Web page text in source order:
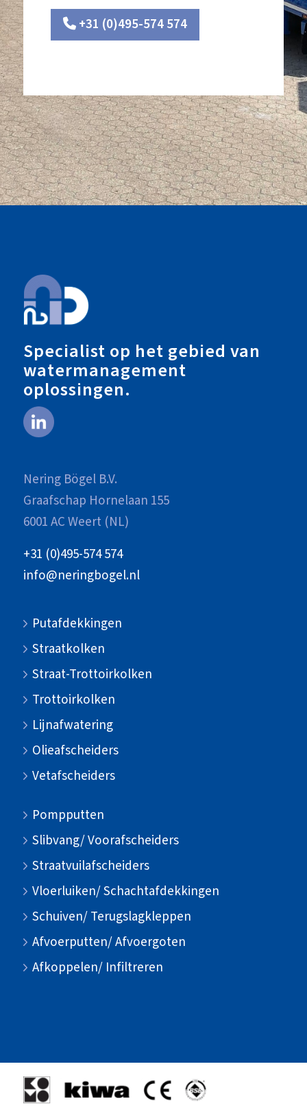
+31 (0)495-574 574
Specialist op het gebied van
watermanagement
oplossingen.
Nering Bögel B.V.
Graafschap Hornelaan 155
6001 AC Weert (NL)
+31 (0)495-574 574
info@neringbogel.nl
Putafdekkingen
Straatkolken
Straat-Trottoirkolken
Trottoirkolken
Lijnafwatering
Olieafscheiders
Vetafscheiders
Pompputten
Slibvang/ Voorafscheiders
Straatvuilafscheiders
Vloerluiken/ Schachtafdekkingen
Schuiven/ Terugslagkleppen
Afvoerputten/ Afvoergoten
Afkoppelen/ Infiltreren